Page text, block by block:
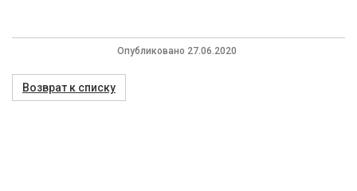
Опубликовано 27.06.2020
Возврат к списку